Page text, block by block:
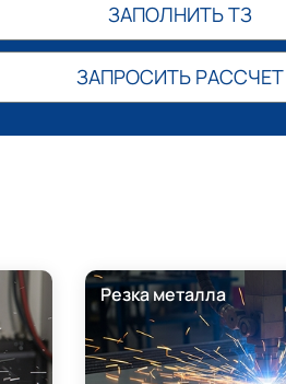
ЗАПОЛНИТЬ ТЗ
ЗАПРОСИТЬ РАССЧЕТ
Резка металла